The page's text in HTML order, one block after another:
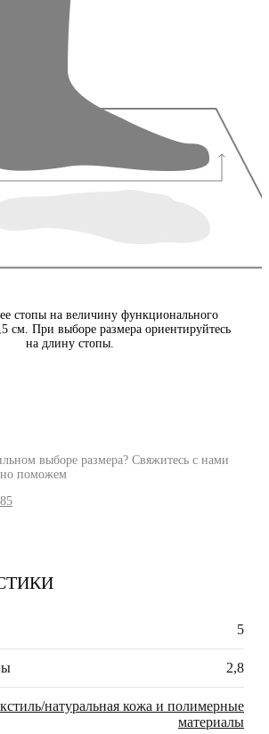
стопы на величину функционального
см. При выборе размера ориентируйтесь
на длину стопы.
выборе размера? Свяжитесь с нами
поможем
5
2,8
натуральная кожа и полимерные
материалы